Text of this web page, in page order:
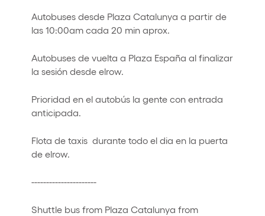
Autobuses desde Plaza Catalunya a partir de
las 10:00am cada 20 min aprox.
Autobuses de vuelta a Plaza España al finalizar
la sesión desde elrow.
Prioridad en el autobús la gente con entrada
anticipada.
Flota de taxis durante todo el dia en la puerta
de elrow.
----------------------
Shuttle bus from Plaza Catalunya from